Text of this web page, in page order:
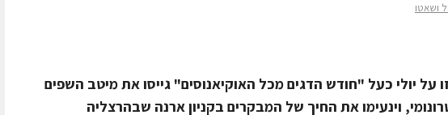
ושאטו
על יולי כעל "חודש הדגים מכל האוקיאנוסים" גייסו את מיטב השפים
וינעימו את החיך של המבקרים בקניון ארנה שבהרצליה